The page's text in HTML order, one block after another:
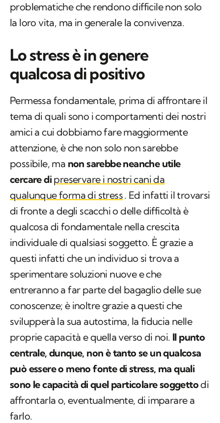
problematiche che rendono difficile non solo
la loro vita, ma in generale la convivenza.
Lo stress è in genere
qualcosa di positivo
Permessa fondamentale, prima di affrontare il
tema di quali sono i comportamenti dei nostri
amici a cui dobbiamo fare maggiormente
attenzione, è che non solo non sarebbe
possibile, ma non sarebbe neanche utile
cercare di preservare i nostri cani da
qualunque forma di stress. Ed infatti il trovarsi
di fronte a degli scacchi o delle difficoltà è
qualcosa di fondamentale nella crescita
individuale di qualsiasi soggetto. È grazie a
questi infatti che un individuo si trova a
sperimentare soluzioni nuove e che
entreranno a far parte del bagaglio delle sue
conoscenze; è inoltre grazie a questi che
svilupperà la sua autostima, la fiducia nelle
proprie capacità e quella verso di noi. Il punto
centrale, dunque, non è tanto se un qualcosa
può essere o meno fonte di stress, ma quali
sono le capacità di quel particolare soggettodi
affrontarla o, eventualmente, di imparare a
farlo.